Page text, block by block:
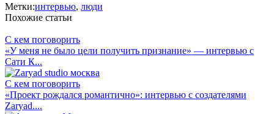
Метки:интервью, люди
Похожие статьи
С кем поговорить
«У меня не было цели получить признание» — интервью с
Сати К...
С кем поговорить
«Проект рождался романтично»: интервью с создателями
Zaryad....